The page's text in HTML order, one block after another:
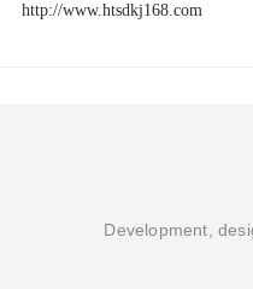
http://www.htsdkj168.com
Development,